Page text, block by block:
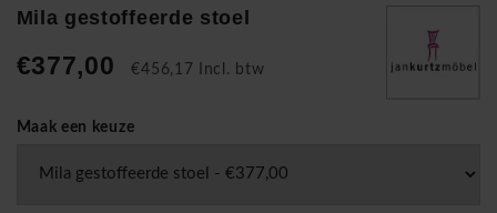
Mila gestoffeerde stoel
€377,00 €456,17 Incl. btw
Maak een keuze